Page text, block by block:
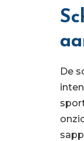
De